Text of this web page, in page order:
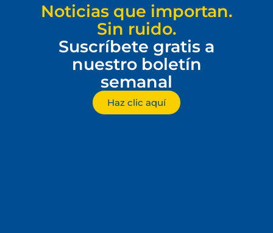
Noticias que importan.
Sin ruido.
Suscríbete gratis a
nuestro boletín
semanal
Haz clic aquí